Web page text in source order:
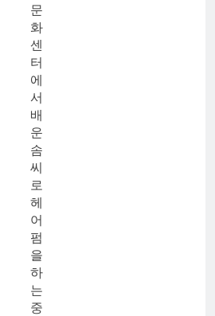
문
화
센
터
에
서
배
운
솜
씨
로
헤
어
펌
을
하
는
중